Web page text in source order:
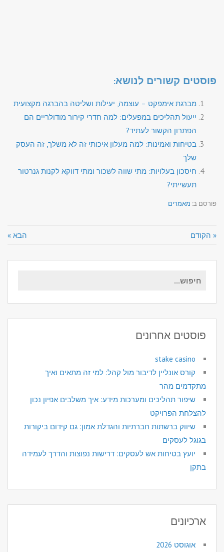
פוסטים קשורים לנושא:
מברגת אימפקט – עוצמה, יעילות ושליטה בהברגה מקצועית
ייעול תהליכים במפעלים: למה חדרי קירור מודולריים הם
הפתרון הקשור לעתיד?
בטיחות ואמינות: למה מעלון איכותי זה לא משלך, זה העסק
שלך
חיסכון בעלויות: מתי שווה לשכור ומתי דווקא לקנות גנרטור
תעשייתי?
פורסם ב: מאמרים
« הקודם הבא »
חיפוש
פוסטים אחרונים
stake casino
קורס אונליין לדיבור מול קהל: למי זה מתאים ואיך
מתקדמים מהר
שיפור תהליכים ומערכות מידע: איך משלבים אפיון נכון
להצלחת הפרויקט
שיווק ברשתות חברתיות והגדלת אמון: גם קידום ביקורות
בגוגל לעסקים
יועץ בטיחות אש לעסקים: דרישות נפוצות והדרך לעמידה
בתקן
ארכיונים
אוגוסט 2026